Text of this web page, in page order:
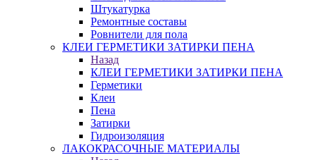
Штукатурка
Ремонтные составы
Ровнители для пола
КЛЕИ ГЕРМЕТИКИ ЗАТИРКИ ПЕНА
Назад
КЛЕИ ГЕРМЕТИКИ ЗАТИРКИ ПЕНА
Герметики
Клеи
Пена
Затирки
Гидроизоляция
ЛАКОКРАСОЧНЫЕ МАТЕРИАЛЫ